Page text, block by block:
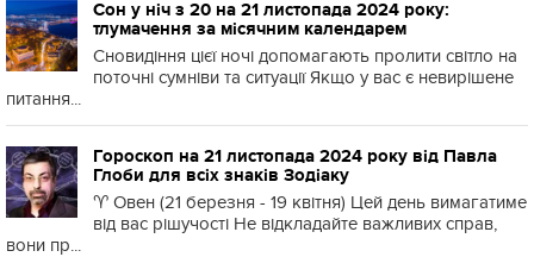
Сон у ніч з 20 на 21 листопада 2024 року:
тлумачення за місячним календарем
Сновидіння цієї ночі допомагають пролити світло на
поточні сумніви та ситуації Якщо у вас є невирішене
питання...
Гороскоп на 21 листопада 2024 року від Павла
Глоби для всіх знаків Зодіаку
♈️ Овен (21 березня - 19 квітня) Цей день вимагатиме
від вас рішучості Не відкладайте важливих справ,
вони пр...